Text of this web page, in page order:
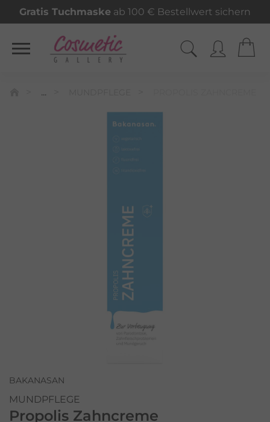
Gratis Tuchmaske ab 100 € Bestellwert sichern
...
BAKANASAN
MUNDPFLEGE
Propolis Zahncreme